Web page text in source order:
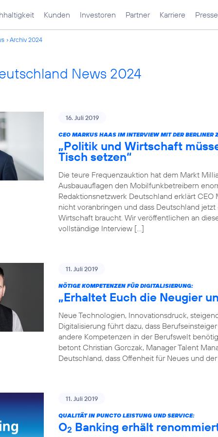
Kunden Investoren Partner Karriere Presse
Archiv 2024
News 2024
16. Juli 2019
CEO MARKUS HAAS IM INTERVIEW MIT DER BERLINER
„Politik und Wirtschaft
Tisch setzen“
Die teure Frequenzauktion hat dem Markt
Ausbauauflagen den Mobilfunkbetreibern
Redaktionsnetzwerk Deutschland erklärt CEO
nicht voranbringen und dass Deutschland
Wirtschaft braucht. Wir veröffentlichen an
vollständige Interview […]
11. Juli 2019
NÖTIGE KOMPETENZEN FÜR DIGITALISIERUNG:
„Erhaltet Euch die Neugier
Neue Technologien, Innovationsdruck,
Digitalisierung führt dazu, dass
andere Kompetenzen in der Berufswelt
betont Christian Gorczak, Manager Talent
Deutschland, dass Offenheit für Neues und
11. Juli 2019
QUALITÄT IN PUNCTO LEISTUNG UND SERVICE:
O2 Banking erhält